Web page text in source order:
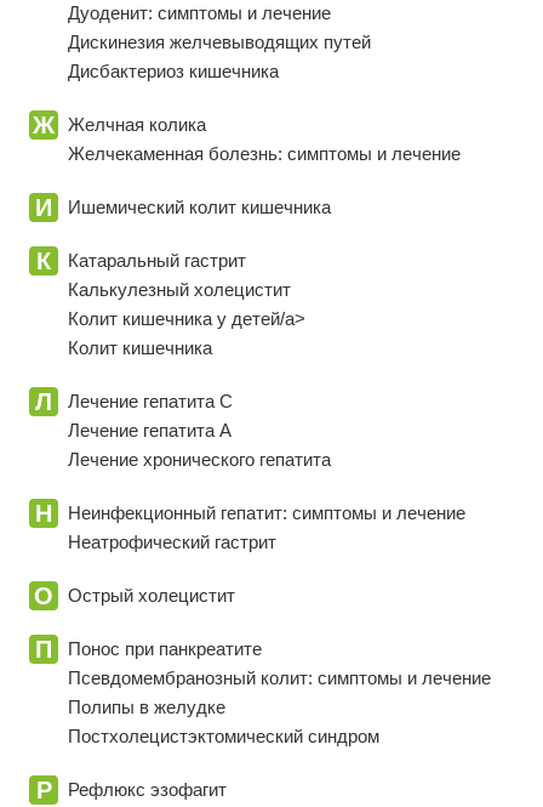
Дуоденит: симптомы и лечение
Дискинезия желчевыводящих путей
Дисбактериоз кишечника
Ж
Желчная колика
Желчекаменная болезнь: симптомы и лечение
И Ишемический колит кишечника
К
Катаральный гастрит
Калькулезный холецистит
Колит кишечника у детей/a>
Колит кишечника
Л
Лечение гепатита С
Лечение гепатита А
Лечение хронического гепатита
Н
Неинфекционный гепатит: симптомы и лечение
Неатрофический гастрит
О Острый холецистит
П
Понос при панкреатите
Псевдомембранозный колит: симптомы и лечение
Полипы в желудке
Постхолецистэктомический синдром
Р
Рефлюкс эзофагит